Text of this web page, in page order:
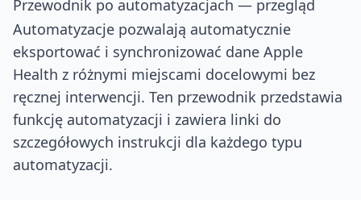
Przewodnik po automatyzacjach — przegląd
Automatyzacje pozwalają automatycznie
eksportować i synchronizować dane Apple
Health z różnymi miejscami docelowymi bez
ręcznej interwencji. Ten przewodnik przedstawia
funkcję automatyzacji i zawiera linki do
szczegółowych instrukcji dla każdego typu
automatyzacji.